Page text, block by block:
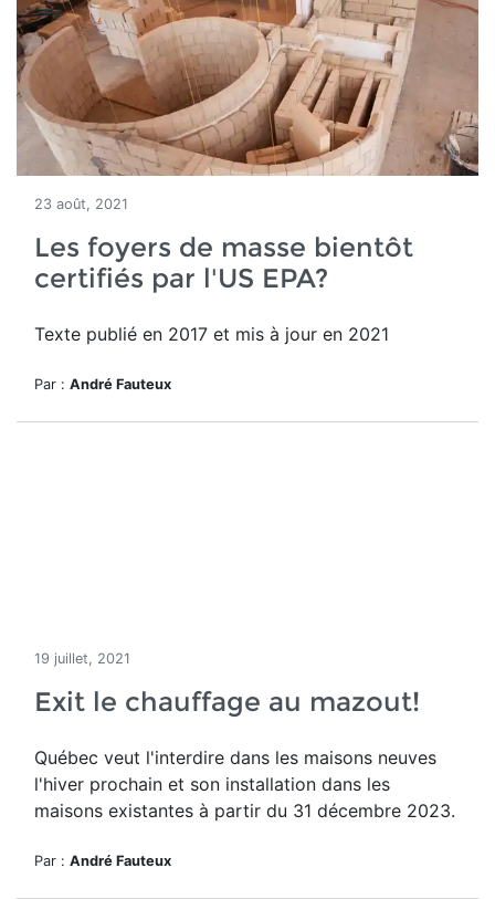
23 août, 2021
Les foyers de masse bientôt
certifiés par l'US EPA?
Texte publié en 2017 et mis à jour en 2021
Par : André Fauteux
19 juillet, 2021
Exit le chauffage au mazout!
Québec veut l'interdire dans les maisons neuves
l'hiver prochain et son installation dans les
maisons existantes à partir du 31 décembre 2023.
Par : André Fauteux